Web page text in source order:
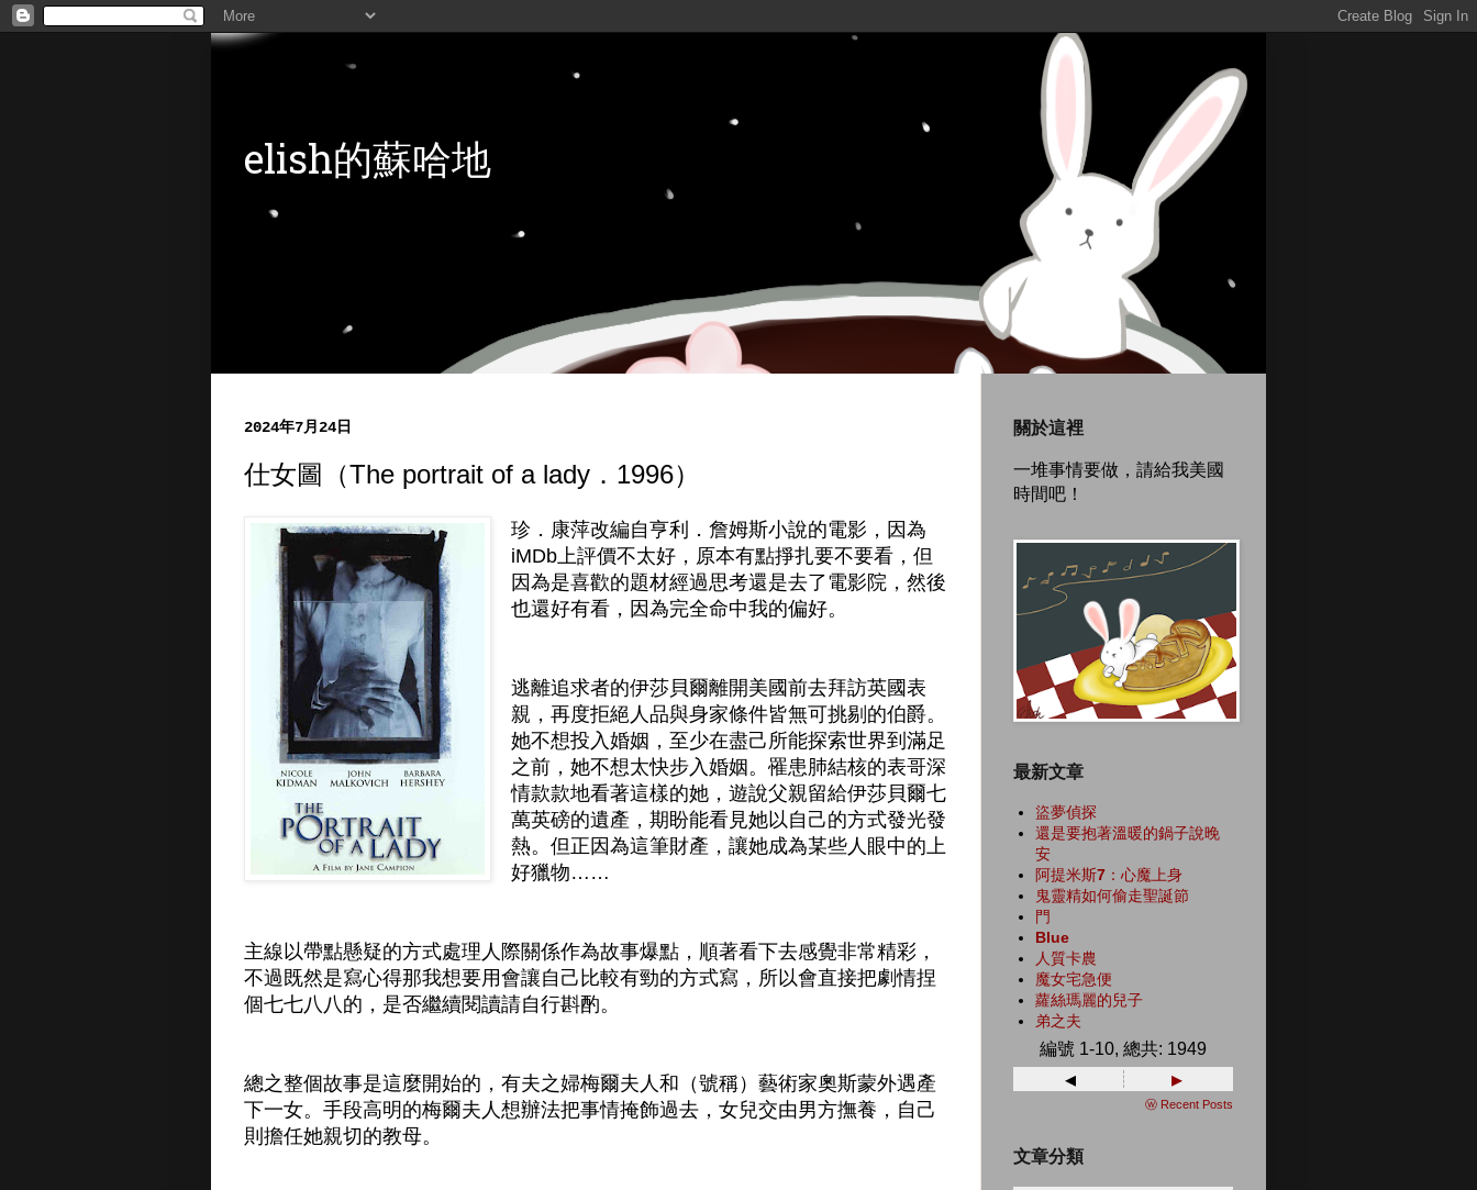
elish的蘇哈地
2024年7月24日
仕女圖（The portrait of a lady．1996）
珍．康萍改編自亨利．詹姆斯小說的電影，因為
iMDb上評價不太好，原本有點掙扎要不要看，但
因為是喜歡的題材經過思考還是去了電影院，然後
也還好有看，因為完全命中我的偏好。
逃離追求者的伊莎貝爾離開美國前去拜訪英國表
親，再度拒絕人品與身家條件皆無可挑剔的伯爵。
她不想投入婚姻，至少在盡己所能探索世界到滿足
之前，她不想太快步入婚姻。罹患肺結核的表哥深
情款款地看著這樣的她，遊說父親留給伊莎貝爾七
萬英磅的遺產，期盼能看見她以自己的方式發光發
熱。但正因為這筆財產，讓她成為某些人眼中的上
好獵物……
主線以帶點懸疑的方式處理人際關係作為故事爆點，順著看下去感覺非常精彩，
不過既然是寫心得那我想要用會讓自己比較有勁的方式寫，所以會直接把劇情捏
個七七八八的，是否繼續閱讀請自行斟酌。
總之整個故事是這麼開始的，有夫之婦梅爾夫人和（號稱）藝術家奧斯蒙外遇產
下一女。手段高明的梅爾夫人想辦法把事情掩飾過去，女兒交由男方撫養，自己
則擔任她親切的教母。
關於這裡
一堆事情要做，請給我美國
時間吧！
最新文章
盜夢偵探
還是要抱著溫暖的鍋子說晚
安
阿提米斯7：心魔上身
鬼靈精如何偷走聖誕節
門
Blue
人質卡農
魔女宅急便
蘿絲瑪麗的兒子
弟之夫
編號 1-10, 總共: 1949
◂ ▸
ⓦ Recent Posts
文章分類